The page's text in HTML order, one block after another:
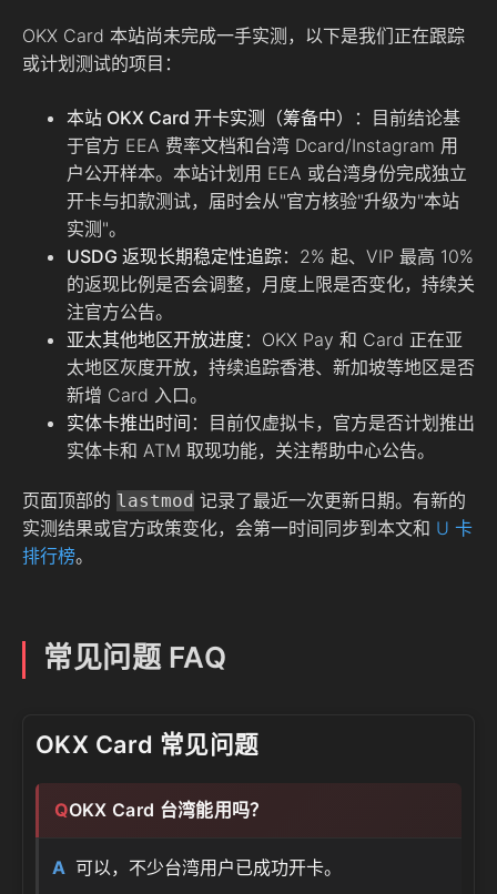
OKX Card 本站尚未完成一手实测，以下是我们正在跟踪
或计划测试的项目：
本站 OKX Card 开卡实测（筹备中）
：目前结论基
于官方 EEA 费率文档和台湾 Dcard/Instagram 用
户公开样本。本站计划用 EEA 或台湾身份完成独立
开卡与扣款测试，届时会从"官方核验"升级为"本站
实测"。
USDG 返现长期稳定性追踪：2% 起、VIP 最高 10%
的返现比例是否会调整，月度上限是否变化，持续关
注官方公告。
亚太其他地区开放进度：OKX Pay 和 Card 正在亚
太地区灰度开放，持续追踪香港、新加坡等地区是否
新增 Card 入口。
实体卡推出时间 ：目前仅虚拟卡，官方是否计划推出
实体卡和 ATM 取现功能，关注帮助中心公告。
页面顶部的 lastmod 记录了最近一次更新日期。有新的
实测结果或官方政策变化，会第一时间同步到本文和 U 卡
排行榜。
常见问题 FAQ
OKX Card 常见问题
OKX Card 台湾能用吗？
可以，不少台湾用户已成功开卡。